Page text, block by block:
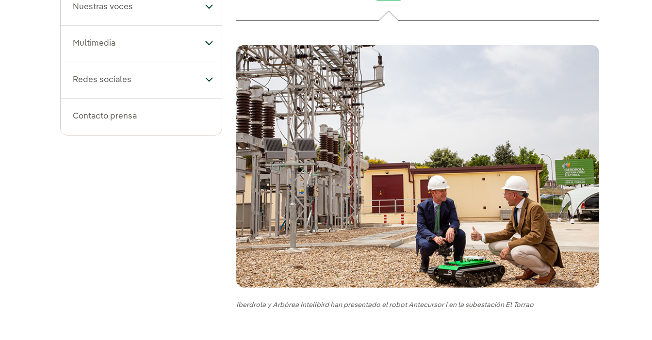
Nuestras voces Alternar el submenú para Nuestras voces
Multimedia Alternar el submenú para Multimedia
Redes sociales Alternar el submenú para Redes sociales
Contacto prensa
Iberdrola y Arbórea Intellbird han presentado el robot Antecursor I en la subestación El Torrao